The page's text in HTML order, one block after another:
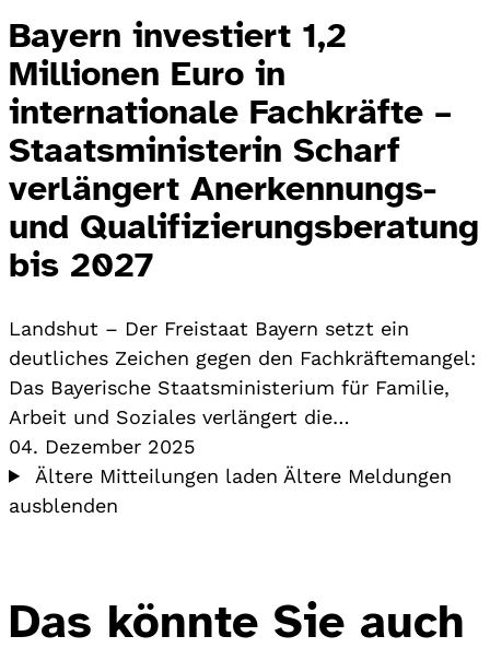
Bayern investiert 1,2
Millionen Euro in
internationale Fachkräfte –
Staatsministerin Scharf
verlängert Anerkennungs-
und Qualifizierungsberatung
bis 2027
Landshut – Der Freistaat Bayern setzt ein
deutliches Zeichen gegen den Fachkräftemangel:
Das Bayerische Staatsministerium für Familie,
Arbeit und Soziales verlängert die…
04. Dezember 2025
Ältere Mitteilungen laden Ältere Meldungen
ausblenden
Das könnte Sie auch